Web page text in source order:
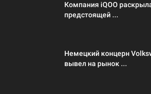
Компания iQOO
предстоящей ...
Немецкий концерн
вывел на рынок ...